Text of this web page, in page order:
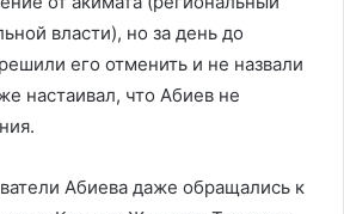
власти), но за день до
его отменить и не назвали
настаивал, что Абиев не
Абиева даже обращались к